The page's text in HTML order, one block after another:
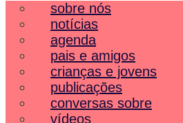
sobre nós
notícias
agenda
pais e amigos
crianças e jovens
publicações
conversas sobre
vídeos